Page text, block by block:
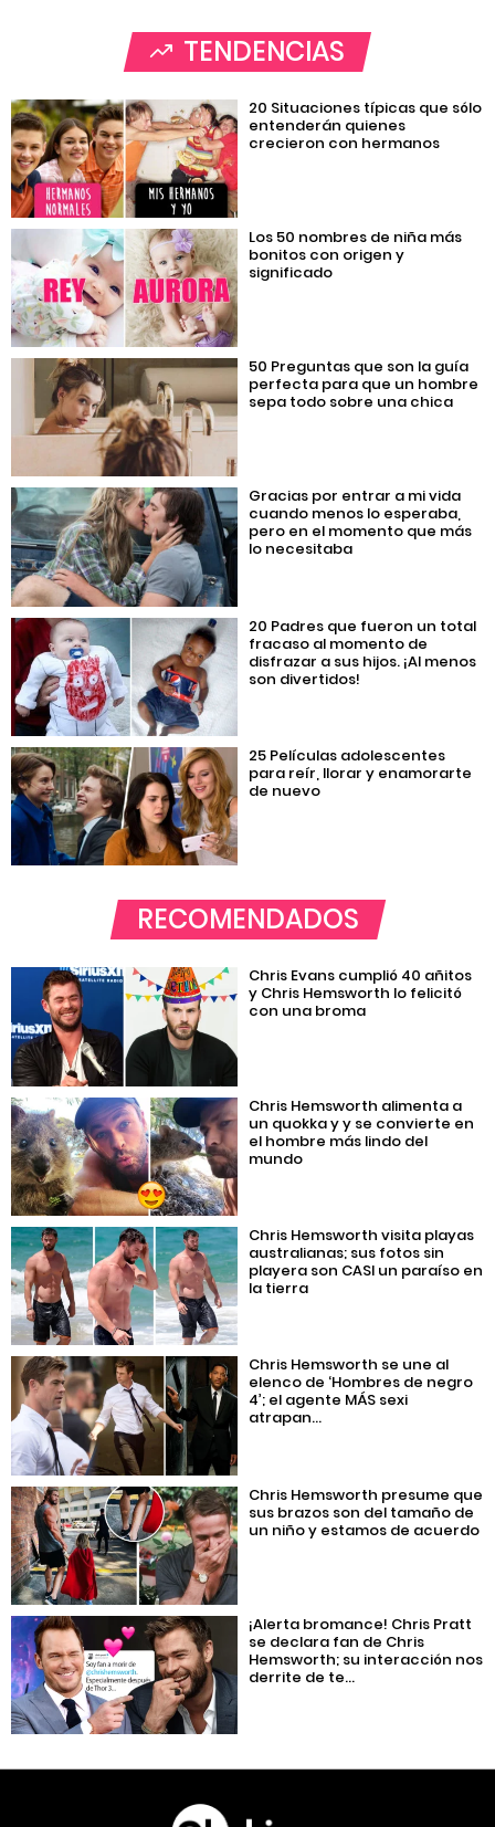
TENDENCIAS
20 Situaciones típicas que sólo
entenderán quienes
crecieron con hermanos
Los 50 nombres de niña más
bonitos con origen y
significado
50 Preguntas que son la guía
perfecta para que un hombre
sepa todo sobre una chica
Gracias por entrar a mi vida
cuando menos lo esperaba,
pero en el momento que más
lo necesitaba
20 Padres que fueron un total
fracaso al momento de
disfrazar a sus hijos. ¡Al menos
son divertidos!
25 Películas adolescentes
para reír, llorar y enamorarte
de nuevo
RECOMENDADOS
Chris Evans cumplió 40 añitos
y Chris Hemsworth lo felicitó
con una broma
Chris Hemsworth alimenta a
un quokka y y se convierte en
el hombre más lindo del
mundo
Chris Hemsworth visita playas
australianas; sus fotos sin
playera son CASI un paraíso en
la tierra
Chris Hemsworth se une al
elenco de ‘Hombres de negro
4’; el agente MÁS sexi
atrapan...
Chris Hemsworth presume que
sus brazos son del tamaño de
un niño y estamos de acuerdo
¡Alerta bromance! Chris Pratt
se declara fan de Chris
Hemsworth; su interacción nos
derrite de te...